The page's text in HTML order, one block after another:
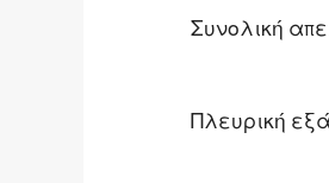
Συνολική
Πλευρική